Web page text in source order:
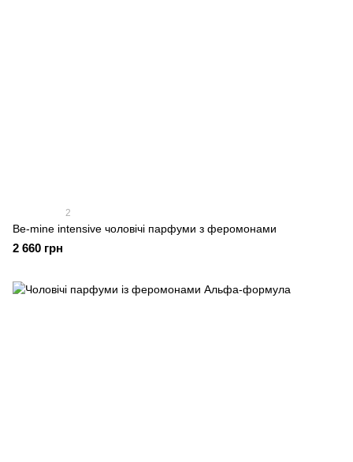
2
Be-mine intensive чоловічі парфуми з феромонами
2 660 грн